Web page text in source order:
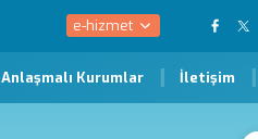
e-hizmet
Anlaşmalı Kurumlar İletişim